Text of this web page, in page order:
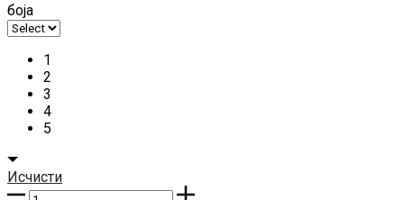
боја
1
2
3
4
5
Исчисти
MON